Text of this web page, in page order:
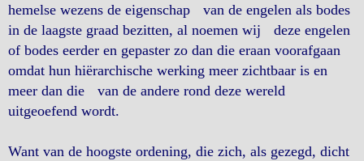
hemelse wezens de eigenschap van de engelen als bodes
in de laagste graad bezitten, al noemen wij deze engelen
of bodes eerder en gepaster zo dan die eraan voorafgaan
omdat hun hiërarchische werking meer zichtbaar is en
meer dan die van de andere rond deze wereld
uitgeoefend wordt.
Want van de hoogste ordening, die zich, als gezegd, dicht